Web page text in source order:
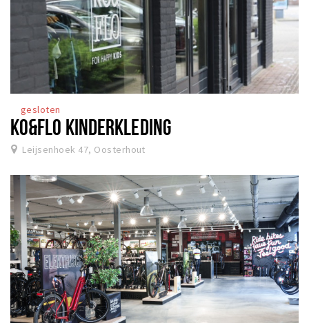
gesloten
KO&FLO KINDERKLEDING
Leijsenhoek 47, Oosterhout